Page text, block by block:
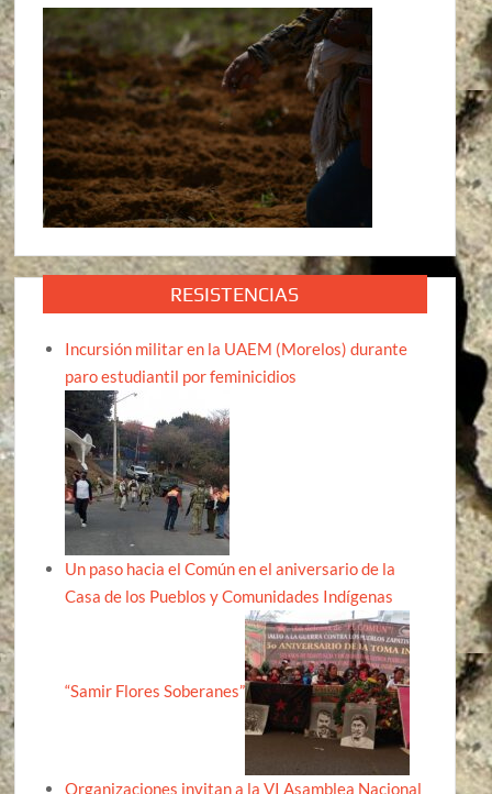
RESISTENCIAS
Incursión militar en la UAEM (Morelos) durante
paro estudiantil por feminicidios
Un paso hacia el Común en el aniversario de la
Casa de los Pueblos y Comunidades Indígenas
“Samir Flores Soberanes”
Organizaciones invitan a la VI Asamblea Nacional